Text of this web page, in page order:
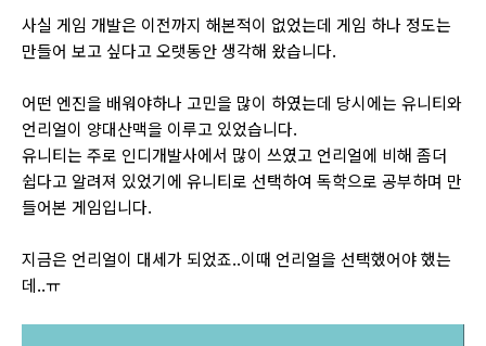
사실 게임 개발은 이전까지 해본적이 없었는데 게임 하나 정도는
만들어 보고 싶다고 오랫동안 생각해 왔습니다.
어떤 엔진을 배워야하나 고민을 많이 하였는데 당시에는 유니티와
언리얼이 양대산맥을 이루고 있었습니다.
유니티는 주로 인디개발사에서 많이 쓰였고 언리얼에 비해 좀더
쉽다고 알려져 있었기에 유니티로 선택하여 독학으로 공부하며 만
들어본 게임입니다.
지금은 언리얼이 대세가 되었죠..이때 언리얼을 선택했어야 했는
데..ㅠ